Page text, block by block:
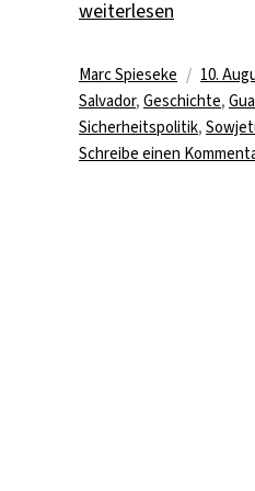
„Erweiterter Test für
weiterlesen
Autor
Marc Spieseke
am
10.
Salvador, Geschichte,
Sicherheitspolitik,
Schreibe einen